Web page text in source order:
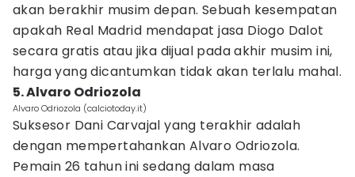
akan berakhir musim depan. Sebuah kesempatan
apakah Real Madrid mendapat jasa Diogo Dalot
secara gratis atau jika dijual pada akhir musim ini,
harga yang dicantumkan tidak akan terlalu mahal.
5. Alvaro Odriozola
Alvaro Odriozola (calciotoday.it)
Suksesor Dani Carvajal yang terakhir adalah
dengan mempertahankan Alvaro Odriozola.
Pemain 26 tahun ini sedang dalam masa